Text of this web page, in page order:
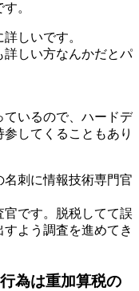
。
しいです。
しい方なんかだとパ
いるので、ハードデ
してくることもあり
刺に情報技術専門官
です。脱税してて誤
よう調査を進めてき
為は重加算税の